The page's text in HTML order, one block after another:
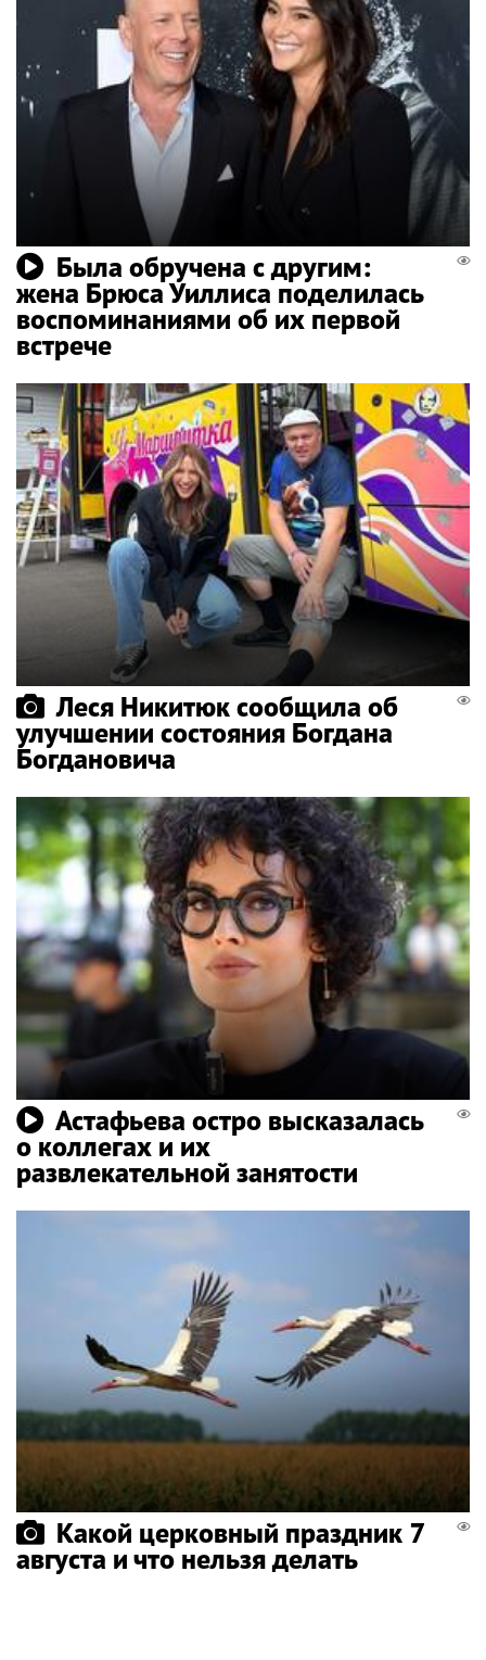
Была обручена с другим:
жена Брюса Уиллиса поделилась
воспоминаниями об их первой
встрече
Леся Никитюк сообщила об
улучшении состояния Богдана
Богдановича
Астафьева остро высказалась
о коллегах и их
развлекательной занятости
Какой церковный праздник 7
августа и что нельзя делать